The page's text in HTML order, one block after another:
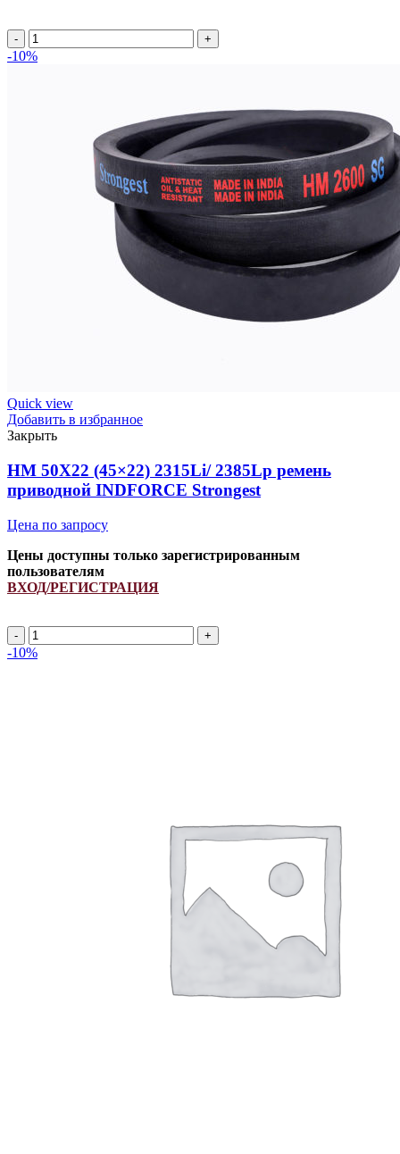
Количество
товара
вариаторный
INDFORCE
-10%
Quick view
Добавить в избранное
Закрыть
HM 50X22 (45×22) 2315Li/ 2385Lp ремень
приводной INDFORCE Strongest
Цена по запросу
Цены доступны только зарегистрированным
пользователям
ВХОД/РЕГИСТРАЦИЯ
Количество
товара
-10%